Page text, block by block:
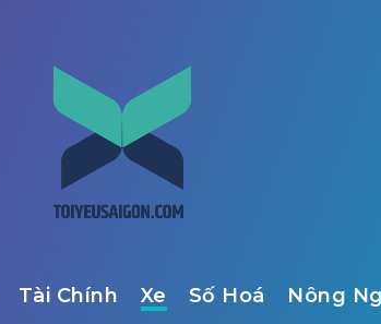
Tài Chính Xe Số Hoá Nông